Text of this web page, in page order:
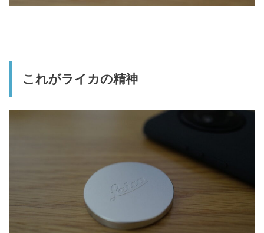
これがライカの精神